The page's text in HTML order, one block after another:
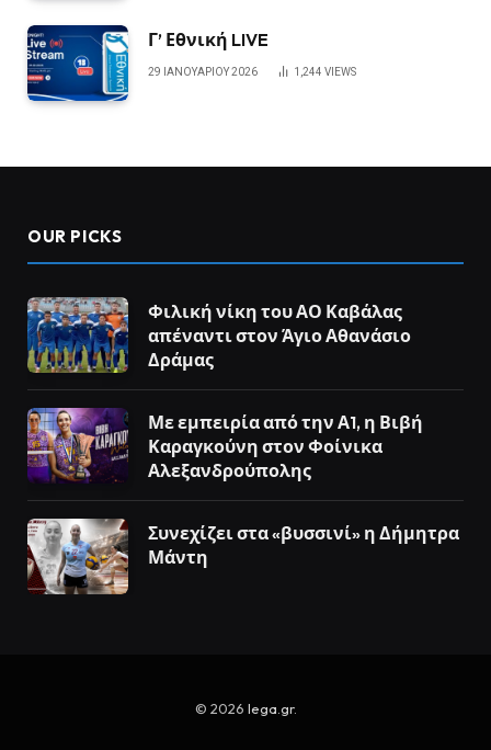
Γ’ Εθνική LIVE
29 ΙΑΝΟΥΑΡΊΟΥ 2026 1,244 VIEWS
OUR PICKS
Φιλική νίκη του ΑΟ Καβάλας
απέναντι στον Άγιο Αθανάσιο
Δράμας
Με εμπειρία από την Α1, η Βιβή
Καραγκούνη στον Φοίνικα
Αλεξανδρούπολης
Συνεχίζει στα «βυσσινί» η Δήμητρα
Μάντη
© 2026 lega.gr.